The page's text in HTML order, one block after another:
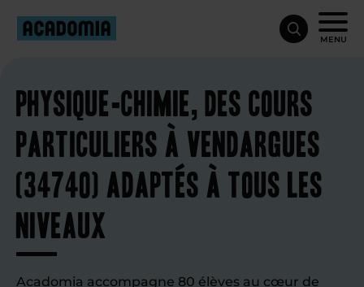
MENU
Physique-chimie, des cours
particuliers à Vendargues
(34740) adaptés à tous les
niveaux
Acadomia accompagne 80 élèves au cœur de